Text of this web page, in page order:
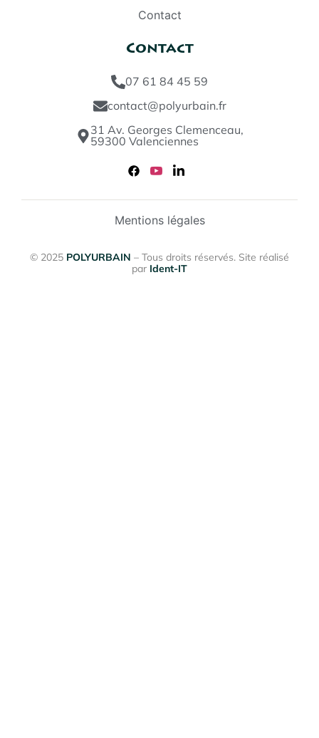
Contact
Contact
07 61 84 45 59
contact@polyurbain.fr
31 Av. Georges Clemenceau,
59300 Valenciennes
© 2025 POLYURBAIN – Tous droits réservés. Site réalisé
par Ident-IT
Mentions légales